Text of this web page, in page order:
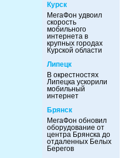
Курск
МегаФон удвоил
скорость
мобильного
интернета в
крупных городах
Курской области
Липецк
В окрестностях
Липецка ускорили
мобильный
интернет
Брянск
МегаФон обновил
оборудование от
центра Брянска до
отдаленных Белых
Берегов